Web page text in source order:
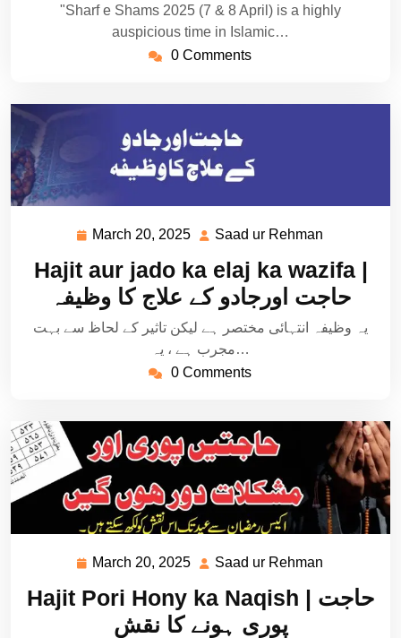
"Sharf e Shams 2025 (7 & 8 April) is a highly
auspicious time in Islamic…
0 Comments
March 20, 2025 March
2025
Saad ur Rehman
Rehman
Hajit aur jado ka elaj ka wazifa |
حاجت اورجادو کے علاج کا وظیفہ
یہ وظیفہ انتہائی مختصر ہے لیکن تاثیر کے لحاظ سے بہت
مجرب ہے ، یہ…
0 Comments
March 20, 2025 March
2025
Saad ur Rehman
Rehman
Hajit Pori Hony ka Naqish | حاجت
پوری ہونے کا نقش